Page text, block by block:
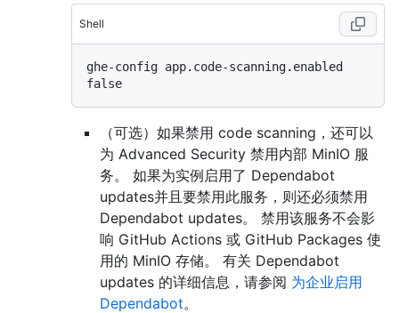
Shell
ghe-config app.code-scanning.enabled
（可选）如果禁用 code scanning，还可以
为 Advanced Security 禁用内部 MinIO 服
务。 如果为实例启用了 Dependabot
updates并且要禁用此服务，则还必须禁用
Dependabot updates。 禁用该服务不会影
响 GitHub Actions 或 GitHub Packages 使
用的 MinIO 存储。 有关 Dependabot
updates 的详细信息，请参阅 为企业启用
Dependabot。